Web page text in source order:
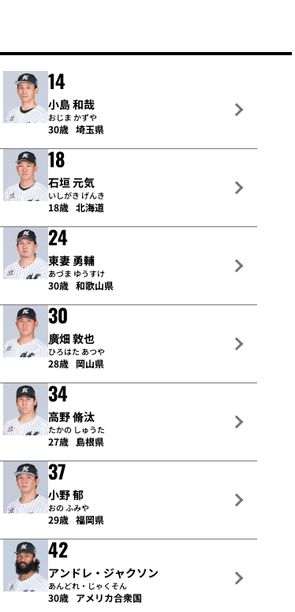
14
小島 和哉
おじま かずや
30歳 埼玉県
18
石垣 元気
いしがき げんき
18歳 北海道
24
東妻 勇輔
あづま ゆうすけ
30歳 和歌山県
30
廣畑 敦也
ひろはた あつや
28歳 岡山県
34
高野 脩汰
たかの しゅうた
27歳 島根県
37
小野 郁
おの ふみや
29歳 福岡県
42
アンドレ・ジャクソン
あんどれ・じゃくそん
30歳 アメリカ合衆国